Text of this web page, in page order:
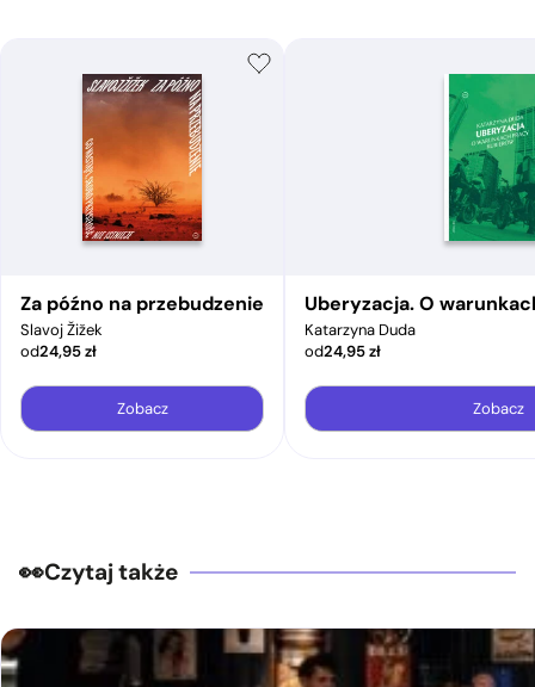
Za późno na przebudzenie
Slavoj Žižek
od24,95zł
Zobacz
Uberyzacja. O
Katarzyna Duda
od24,95zł
Zobacz
Czytaj także